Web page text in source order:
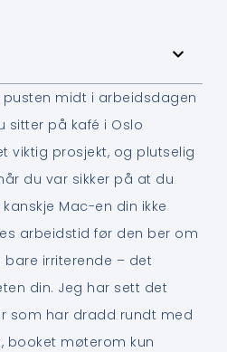
midt i arbeidsdagen
sitter på kafé i Oslo
viktig prosjekt, og plutselig
du var sikker på at du
Mac-en din ikke
arbeidstid før den ber om
bare irriterende – det
din. Jeg har sett det
som har dradd rundt med
booket møterom kun